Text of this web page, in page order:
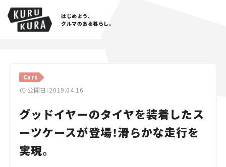
はじめよう、
クルマのある暮らし。
Cars
公開日：2019.04.16
グッドイヤーのタイヤを装着したス
ーツケースが登場！滑らかな走行を
実現。
Cars
Lifestyle
Traffic
Special